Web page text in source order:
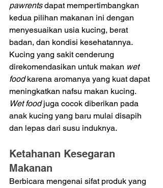
pawrents dapat mempertimbangkan
kedua pilihan makanan ini dengan
menyesuaikan usia kucing, berat
badan, dan kondisi kesehatannya.
Kucing yang sakit cenderung
direkomendasikan untuk makan wet
food karena aromanya yang kuat dapat
meningkatkan nafsu makan kucing.
Wet food juga cocok diberikan pada
anak kucing yang baru mulai disapih
dan lepas dari susu induknya.
Ketahanan Kesegaran
Makanan
Berbicara mengenai sifat produk yang